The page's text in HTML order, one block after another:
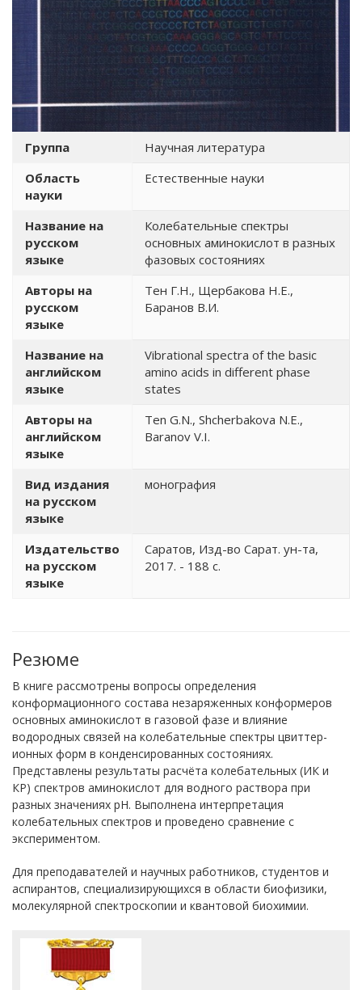
Группа
Научная литература
Область
науки
Естественные науки
Название на
русском
языке
Колебательные спектры
основных аминокислот в разных
фазовых состояниях
Авторы на
русском
языке
Тен Г.Н., Щербакова Н.Е.,
Баранов В.И.
Название на
английском
языке
Vibrational spectra of the basic
amino acids in different phase
states
Авторы на
английском
языке
Ten G.N., Shcherbakova N.E.,
Baranov V.I.
Вид издания
на русском
языке
монография
Издательство
на русском
языке
Саратов, Изд-во Сарат. ун-та,
2017. - 188 с.
Резюме
В книге рассмотрены вопросы определения
конформационного состава незаряженных конформеров
основных аминокислот в газовой фазе и влияние
водородных связей на колебательные спектры цвиттер-
ионных форм в конденсированных состояниях.
Представлены результаты расчёта колебательных (ИК и
КР) спектров аминокислот для водного раствора при
разных значениях рН. Выполнена интерпретация
колебательных спектров и проведено сравнение с
экспериментом.
Для преподавателей и научных работников, студентов и
аспирантов, специализирующихся в области биофизики,
молекулярной спектроскопии и квантовой биохимии.